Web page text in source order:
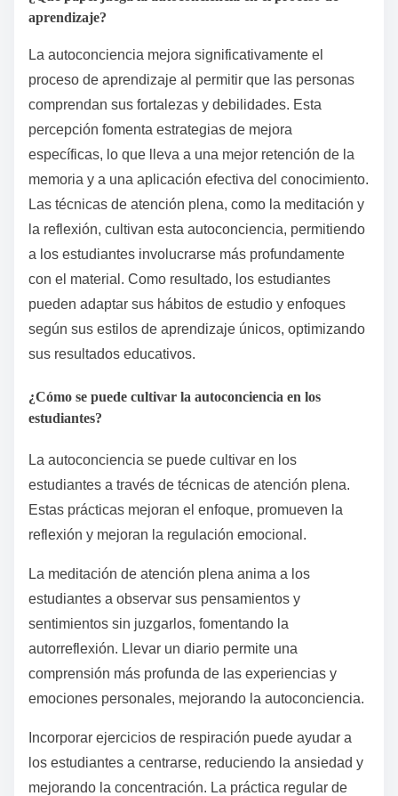
aprendizaje?
La autoconciencia mejora significativamente el
proceso de aprendizaje al permitir que las personas
comprendan sus fortalezas y debilidades. Esta
percepción fomenta estrategias de mejora
específicas, lo que lleva a una mejor retención de la
memoria y a una aplicación efectiva del conocimiento.
Las técnicas de atención plena, como la meditación y
la reflexión, cultivan esta autoconciencia, permitiendo
a los estudiantes involucrarse más profundamente
con el material. Como resultado, los estudiantes
pueden adaptar sus hábitos de estudio y enfoques
según sus estilos de aprendizaje únicos, optimizando
sus resultados educativos.
¿Cómo se puede cultivar la autoconciencia en los
estudiantes?
La autoconciencia se puede cultivar en los
estudiantes a través de técnicas de atención plena.
Estas prácticas mejoran el enfoque, promueven la
reflexión y mejoran la regulación emocional.
La meditación de atención plena anima a los
estudiantes a observar sus pensamientos y
sentimientos sin juzgarlos, fomentando la
autorreflexión. Llevar un diario permite una
comprensión más profunda de las experiencias y
emociones personales, mejorando la autoconciencia.
Incorporar ejercicios de respiración puede ayudar a
los estudiantes a centrarse, reduciendo la ansiedad y
mejorando la concentración. La práctica regular de